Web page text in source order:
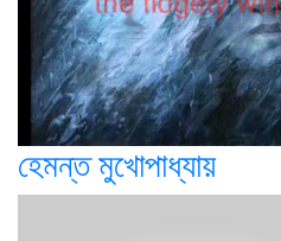
হেমন্ত মুখোপাধ্যায়